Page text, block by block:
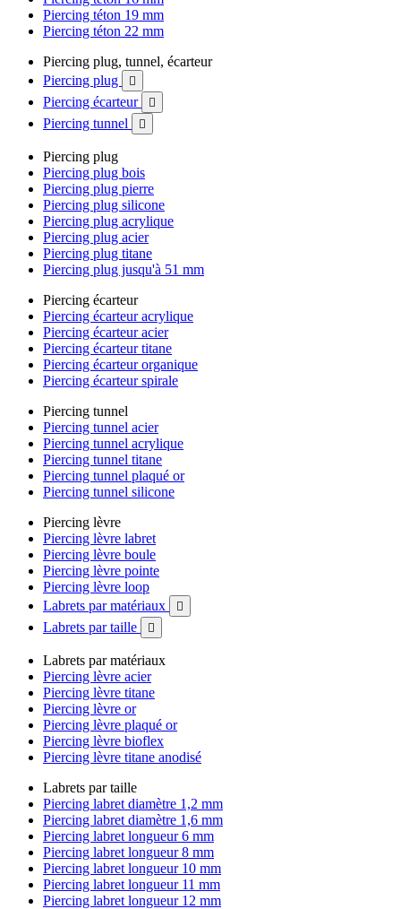
Piercing téton 19 mm
Piercing téton 22 mm
Piercing plug, tunnel, écarteur
Piercing plug

Piercing écarteur 
Piercing tunnel 
Piercing plug
Piercing plug bois
Piercing plug pierre
Piercing plug silicone
Piercing plug acrylique
Piercing plug acier
Piercing plug titane
Piercing plug jusqu'à 51 mm
Piercing écarteur
Piercing écarteur acrylique
Piercing écarteur acier
Piercing écarteur titane
Piercing écarteur organique
Piercing écarteur spirale
Piercing tunnel
Piercing tunnel acier
Piercing tunnel acrylique
Piercing tunnel titane
Piercing tunnel plaqué or
Piercing tunnel silicone
Piercing lèvre
Piercing lèvre labret
Piercing lèvre boule
Piercing lèvre pointe
Piercing lèvre loop
Labrets par matériaux

Labrets par taille 
Labrets par matériaux
Piercing lèvre acier
Piercing lèvre titane
Piercing lèvre or
Piercing lèvre plaqué or
Piercing lèvre bioflex
Piercing lèvre titane anodisé
Labrets par taille
Piercing labret diamètre 1,2 mm
Piercing labret diamètre 1,6 mm
Piercing labret longueur 6 mm
Piercing labret longueur 8 mm
Piercing labret longueur 10 mm
Piercing labret longueur 11 mm
Piercing labret longueur 12 mm